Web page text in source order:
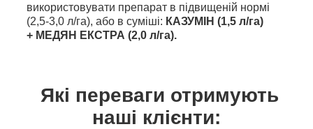
використовувати препарат в підвищеній нормі
(2,5-3,0 л/га), або в суміші: КАЗУМІН (1,5 л/га)
+ МЕДЯН ЕКСТРА (2,0 л/га).
Які переваги отримують
наші клієнти: